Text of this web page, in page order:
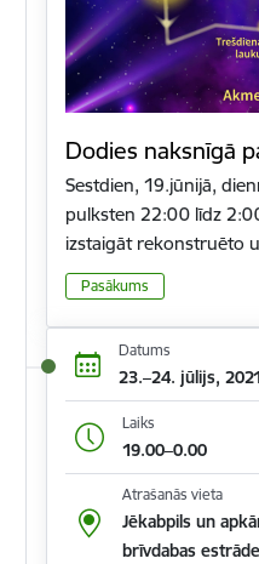
Dodies naksnīgā
Sestdien, 19.jūnijā,
pulksten 22:00 līdz
izstaigāt rekonstruēto
Pasākums
Datums
23.–24. jūlijs, 2021
Laiks
19.00–0.00
Atrašanās vieta
Jēkabpils un
brīvdabas estrāde